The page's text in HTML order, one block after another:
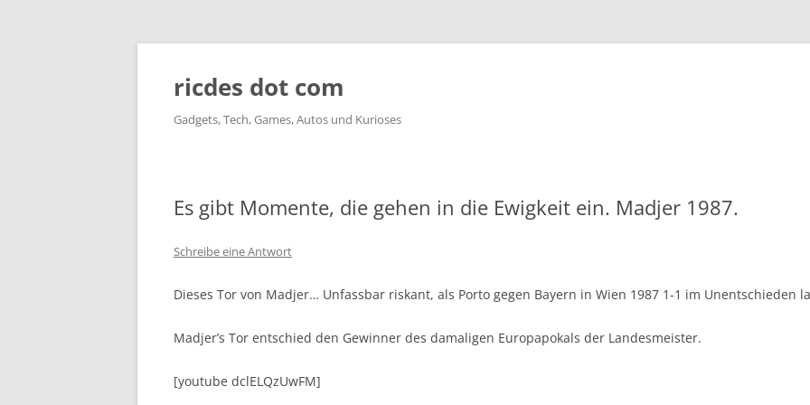
ricdes dot com
Gadgets, Tech, Games, Autos und Kurioses
Es gibt Momente, die gehen in die Ewigkeit ein. Madjer 1987.
Schreibe eine Antwort
Dieses Tor von Madjer… Unfassbar riskant, als Porto gegen Bayern in Wien 1987 1-1 im Unentschieden
Madjer’s Tor entschied den Gewinner des damaligen Europapokals der Landesmeister.
[youtube dclELQzUwFM]